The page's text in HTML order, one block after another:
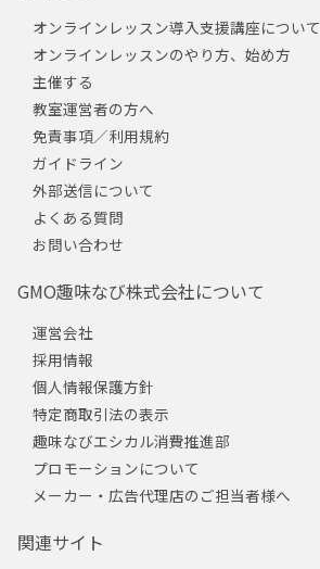
オンラインレッスン導入支援講座について
オンラインレッスンのやり方、始め方
主催する
教室運営者の方へ
免責事項／利用規約
ガイドライン
外部送信について
よくある質問
お問い合わせ
GMO趣味なび株式会社について
運営会社
採用情報
個人情報保護方針
特定商取引法の表示
趣味なびエシカル消費推進部
プロモーションについて
メーカー・広告代理店のご担当者様へ
関連サイト